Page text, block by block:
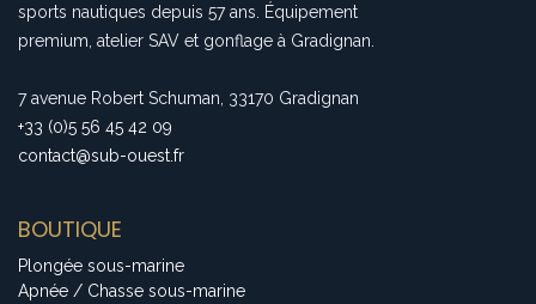
sports nautiques depuis 57 ans. Équipement
premium, atelier SAV et gonflage à Gradignan.
7 avenue Robert Schuman, 33170 Gradignan
+33 (0)5 56 45 42 09
contact@sub-ouest.fr
BOUTIQUE
Plongée sous-marine
Apnée / Chasse sous-marine